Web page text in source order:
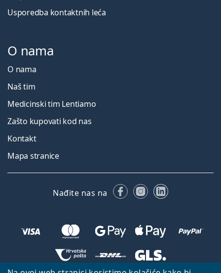
Usporedba kontaktnih leća
O nama
O nama
Naš tim
Medicinski tim Lentiamo
Zašto kupovati kod nas
Kontakt
Mapa stranice
Nađite nas na FacebookuInstagramu
LinkedIn